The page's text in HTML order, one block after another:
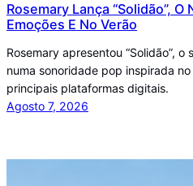
Rosemary Lança “Solidão”,
Emoções E No Verão
Rosemary apresentou “Solidão”,
numa sonoridade pop inspirada
principais plataformas digitais.
Agosto 7, 2026